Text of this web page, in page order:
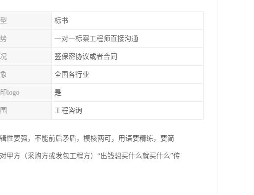
标书
一对一标案工程师直接沟通
签保密协议或者合同
全国各行业
logo 是
工程咨询
性要强，不能前后矛盾，模棱两可，用语要精练，要简
甲方（采购方或发包工程方）“出钱想买什么就买什么”传